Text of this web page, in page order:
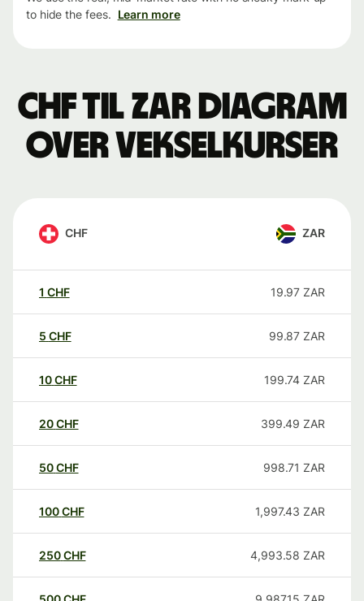
to hide the fees. Learn more
CHF til ZAR Diagram
over vekselkurser
CHF ZAR
1 CHF 19.97 ZAR
5 CHF 99.87 ZAR
10CHF 199.74 ZAR
20CHF 399.49 ZAR
50CHF 998.71 ZAR
100CHF 1,997.43 ZAR
250CHF 4,993.58 ZAR